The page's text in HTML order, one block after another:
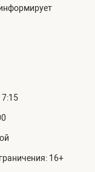
16+